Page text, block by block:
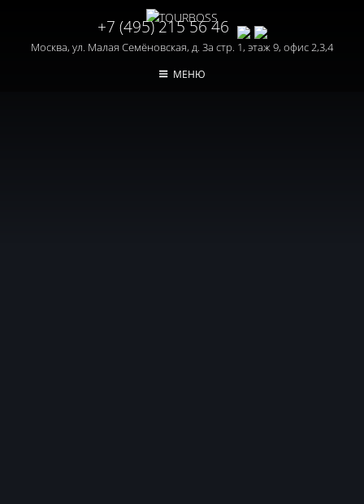
+7 (495) 215 56 46
Москва, ул. Малая Семёновская, д. 3а стр. 1, этаж 9, офис 2,3,4
МЕНЮ